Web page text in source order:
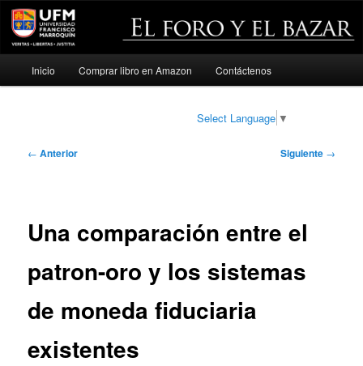
Ir
Inicio Comprar libro en Amazon Contáctenos
Select Language ▼
Navegación
← Anterior Siguiente →
Una comparación entre el
patron-oro y los sistemas
de moneda fiduciaria
existentes